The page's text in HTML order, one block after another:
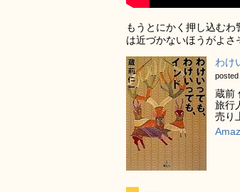
もうとにかく押し込む
は近づかないほうがよさ
わけ
posted
蔵前
旅行
売り